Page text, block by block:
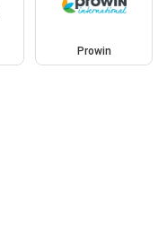
Prowin